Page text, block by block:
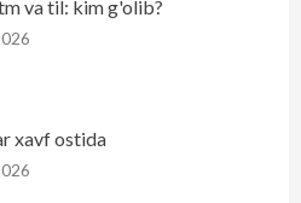
va til: kim g'olib?
xavf ostida